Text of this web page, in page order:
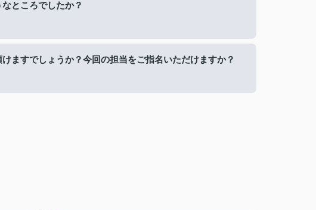
ところでしたか？
ますでしょうか？今回の担当をご指名いただけますか？